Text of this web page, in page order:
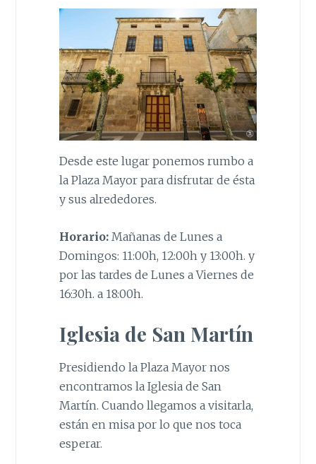
Desde este lugar ponemos rumbo a
la Plaza Mayor para disfrutar de ésta
y sus alrededores.
Horario:Mañanas de Lunes a
Domingos: 11:00h, 12:00h y 13:00h. y
por las tardes de Lunes a Viernes de
16:30h. a 18:00h.
Iglesia de San Martín
Presidiendo la Plaza Mayor nos
encontramos la Iglesia de San
Martín. Cuando llegamos a visitarla,
están en misa por lo que nos toca
esperar.